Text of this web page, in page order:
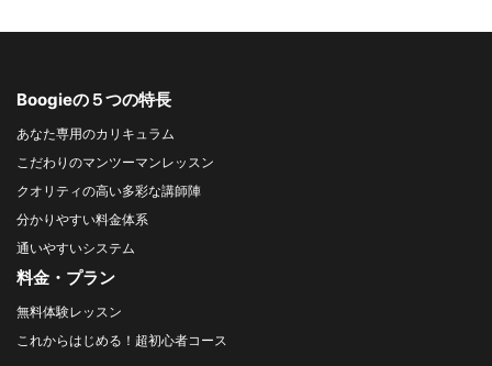
Boogieの５つの特長
あなた専用のカリキュラム
こだわりのマンツーマンレッスン
クオリティの高い多彩な講師陣
分かりやすい料金体系
通いやすいシステム
料金・プラン
無料体験レッスン
これからはじめる！超初心者コース